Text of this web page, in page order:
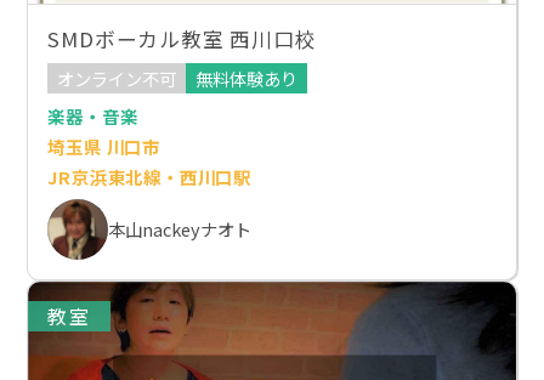
SMDボーカル教室 西川口校
オンライン不可
無料体験あり
楽器・音楽
埼玉県 川口市
JR京浜東北線・西川口駅
本山nackeyナオト
教室